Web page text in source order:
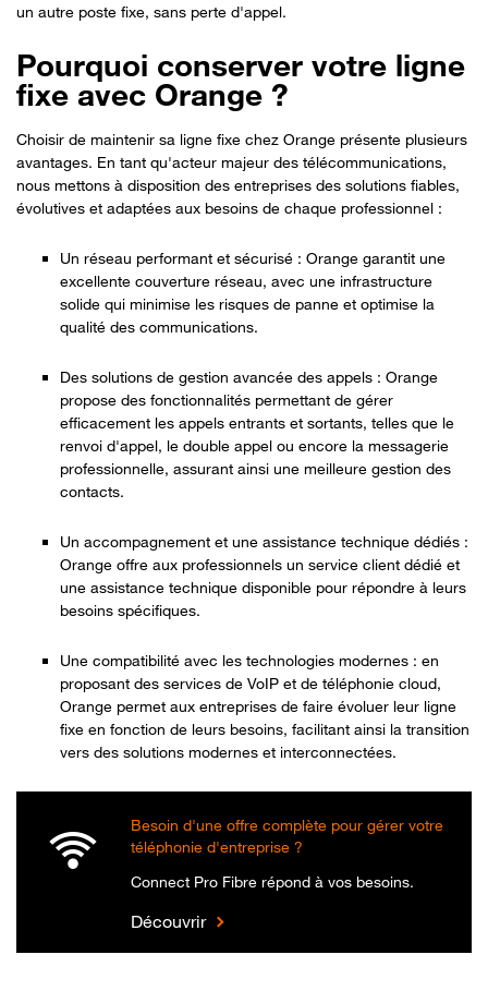
un autre poste fixe, sans perte d'appel.
Pourquoi conserver votre ligne
fixe avec Orange ?
Choisir de maintenir sa ligne fixe chez Orange présente plusieurs
avantages. En tant qu'acteur majeur des télécommunications,
nous mettons à disposition des entreprises des solutions fiables,
évolutives et adaptées aux besoins de chaque professionnel :
Un réseau performant et sécurisé : Orange garantit une
excellente couverture réseau, avec une infrastructure
solide qui minimise les risques de panne et optimise la
qualité des communications.
Des solutions de gestion avancée des appels : Orange
propose des fonctionnalités permettant de gérer
efficacement les appels entrants et sortants, telles que le
renvoi d'appel, le double appel ou encore la messagerie
professionnelle, assurant ainsi une meilleure gestion des
contacts.
Un accompagnement et une assistance technique dédiés :
Orange offre aux professionnels un service client dédié et
une assistance technique disponible pour répondre à leurs
besoins spécifiques.
Une compatibilité avec les technologies modernes : en
proposant des services de VoIP et de téléphonie cloud,
Orange permet aux entreprises de faire évoluer leur ligne
fixe en fonction de leurs besoins, facilitant ainsi la transition
vers des solutions modernes et interconnectées.
Besoin d'une offre complète pour gérer votre
téléphonie d'entreprise ?
Connect Pro Fibre répond à vos besoins.
Découvrir